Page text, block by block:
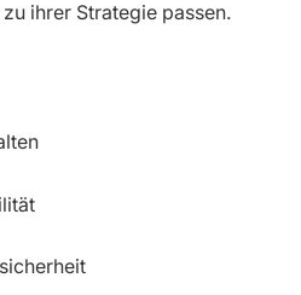
ihrer Strategie passen.